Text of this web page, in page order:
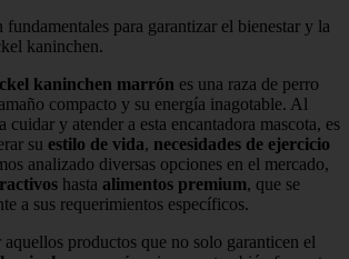
fundamentales para garantizar el bienestar y la
kaninchen.
kaninchen marrón es una raza de perro
compacto y su energía inagotable. Al
cuidar y atender a esta encantadora mascota, es
su estilo de vida, necesidades de ejercicio
analizado diversas opciones en el mercado,
hasta alimentos premium, que se
a sus requerimientos específicos.
productos que no solo garanticen el